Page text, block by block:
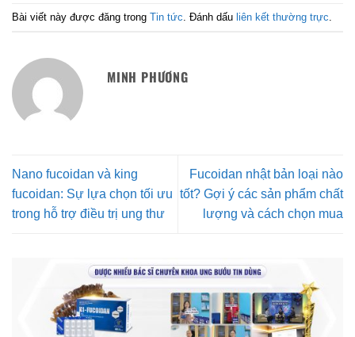
Bài viết này được đăng trong Tin tức . Đánh dấu liên kết thường trực
MINH PHƯƠNG
Nano fucoidan và king
fucoidan: Sự lựa chọn tối ưu
trong hỗ trợ điều trị ung thư
Fucoidan nhật bản loại nào
tốt? Gợi ý các sản phẩm chất
lượng và cách chọn mua